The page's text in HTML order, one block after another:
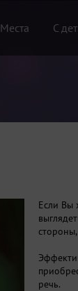
Места С
Если Вы
речь.